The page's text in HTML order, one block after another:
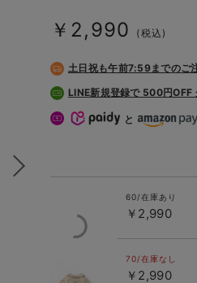
￥2,990 (税込)
土日祝も午前7:59までのご
LINE新規登録で 500円OFF
と
ト
60/在庫あり
￥2,990
70/在庫なし
￥2,990